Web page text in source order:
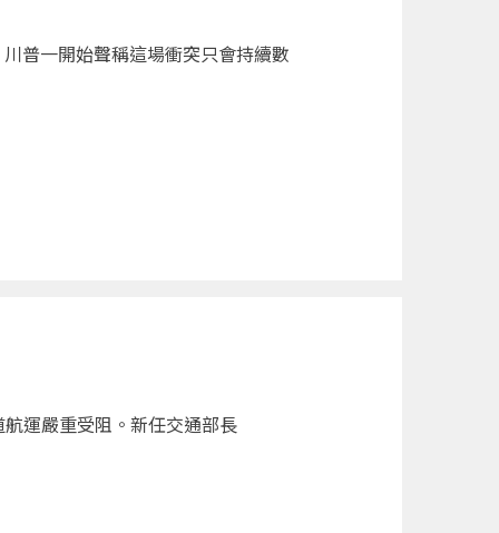
普一開始聲稱這場衝突只會持續數
運嚴重受阻。新任交通部長